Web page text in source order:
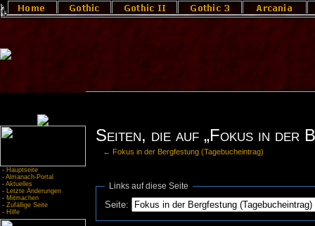
- Hauptseite
- Almanach-Portal
- Aktuelles
- Letzte Änderungen
- Mitmachen
- Zufällige Seite
- Hilfe
Seiten, die auf „Fokus in der
← Fokus in der Bergfestung (Tagebucheintrag)
Links auf diese Seite
Seite: